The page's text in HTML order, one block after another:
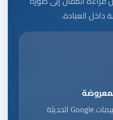
داخل العيادة.
يعرض هذا القسم 4 من تقييمات Google الحديثة